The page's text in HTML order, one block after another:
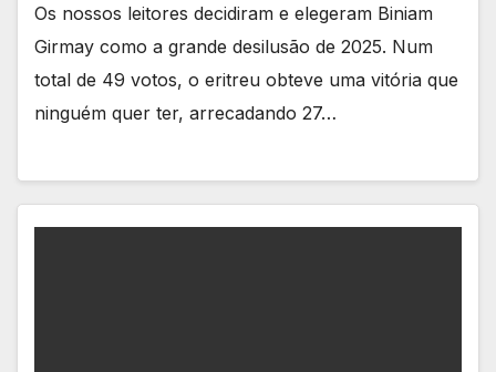
Os nossos leitores decidiram e elegeram Biniam
Girmay como a grande desilusão de 2025. Num
total de 49 votos, o eritreu obteve uma vitória que
ninguém quer ter, arrecadando 27…